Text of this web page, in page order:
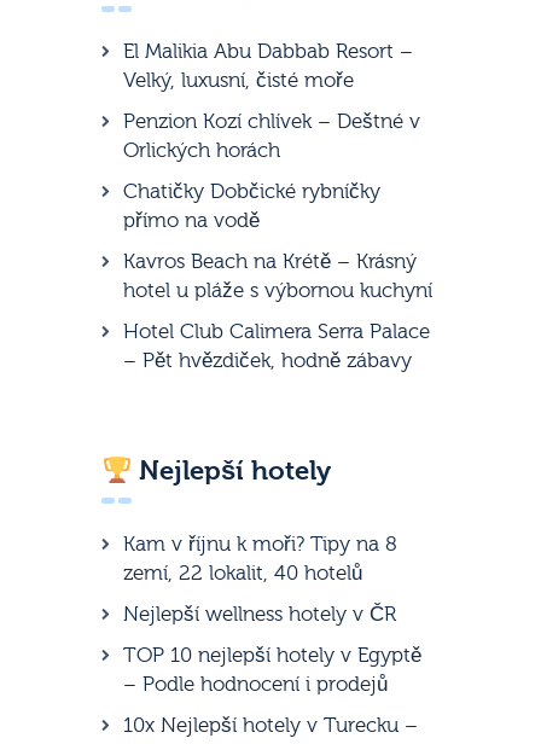
El Malikia Abu Dabbab Resort –
Velký, luxusní, čisté moře
Penzion Kozí chlívek – Deštné v
Orlických horách
Chatičky Dobčické rybníčky
přímo na vodě
Kavros Beach na Krétě – Krásný
hotel u pláže s výbornou kuchyní
Hotel Club Calimera Serra Palace
– Pět hvězdiček, hodně zábavy
Nejlepší hotely
Kam v říjnu k moři? Tipy na 8
zemí, 22 lokalit, 40 hotelů
Nejlepší wellness hotely v ČR
TOP 10 nejlepší hotely v Egyptě
– Podle hodnocení i prodejů
10x Nejlepší hotely v Turecku –